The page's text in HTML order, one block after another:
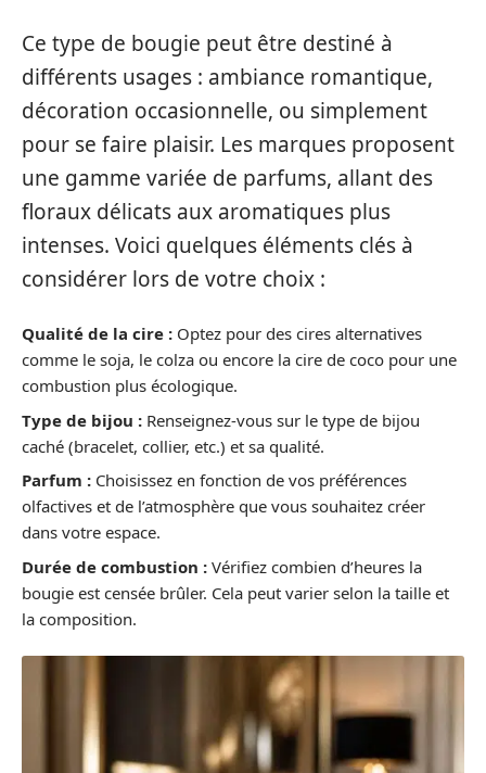
Ce type de bougie peut être destiné à
différents usages : ambiance romantique,
décoration occasionnelle, ou simplement
pour se faire plaisir. Les marques proposent
une gamme variée de parfums, allant des
floraux délicats aux aromatiques plus
intenses. Voici quelques éléments clés à
considérer lors de votre choix :
Qualité de la cire : Optez pour des cires alternatives
comme le soja, le colza ou encore la cire de coco pour une
combustion plus écologique.
Type de bijou : Renseignez-vous sur le type de bijou
caché (bracelet, collier, etc.) et sa qualité.
Parfum : Choisissez en fonction de vos préférences
olfactives et de l’atmosphère que vous souhaitez créer
dans votre espace.
Durée de combustion : Vérifiez combien d’heures la
bougie est censée brûler. Cela peut varier selon la taille et
la composition.